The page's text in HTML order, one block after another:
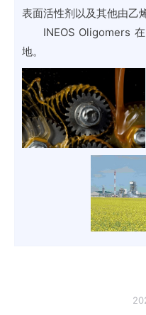
表面活性剂以及其他由乙
INEOS Oligomers
地。